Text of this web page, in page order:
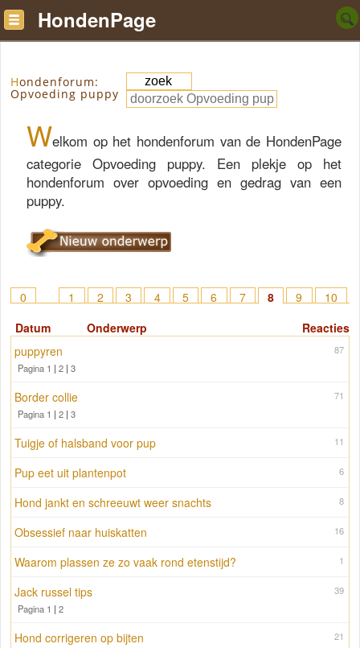
HondenPage
Hondenforum:
Opvoeding puppy
Welkom op het hondenforum van de HondenPage
categorie Opvoeding puppy. Een plekje op het
hondenforum over opvoeding en gedrag van een
puppy.
0 1 2 3 4 5 6 7 8 9
10
Reacties
Datum Onderwerp
87
puppyren
Pagina 1 | 2 | 3
71
Border collie
Pagina 1 | 2 | 3
11
Tuigje of halsband voor pup
6
Pup eet uit plantenpot
8
Hond jankt en schreeuwt weer snachts
16
Obsessief naar huiskatten
1
Waarom plassen ze zo vaak rond etenstijd?
39
Jack russel tips
Pagina 1 | 2
21
Hond corrigeren op bijten